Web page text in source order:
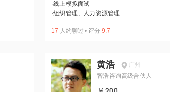
·线上模拟面试
·组织管理、人力资源管理
17 人约聊过 • 评分 9.7
黄浩
广州
智浩咨询高级合伙人